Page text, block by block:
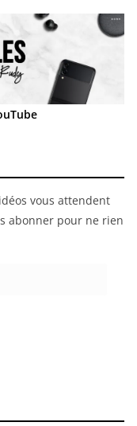
vous attendent
abonner pour ne rien